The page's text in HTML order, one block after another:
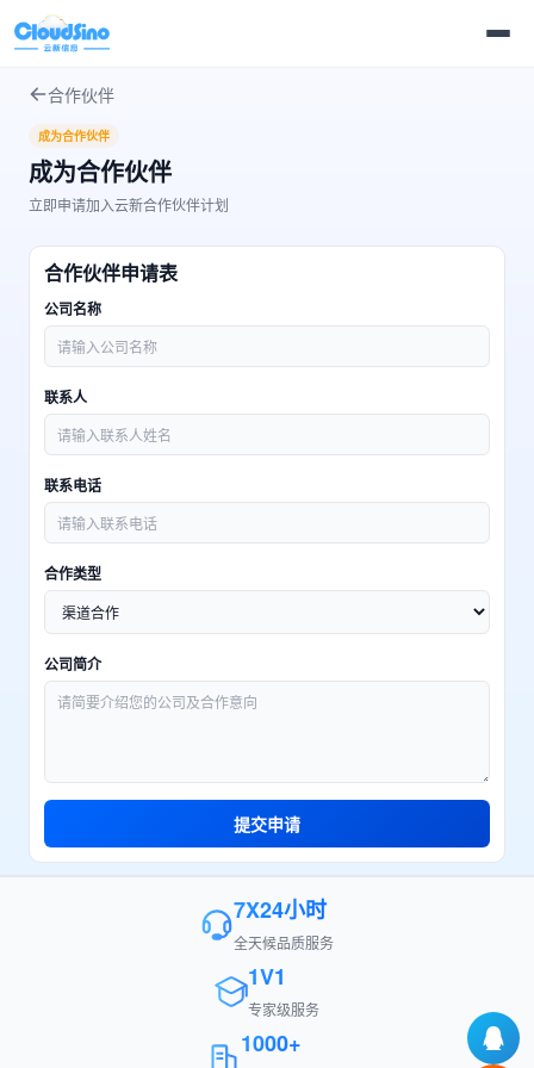
合作伙伴
成为合作伙伴
成为合作伙伴
立即申请加入云新合作伙伴计划
合作伙伴申请表
公司名称
联系人
联系电话
合作类型
公司简介
提交申请
7X24小时
全天候品质服务
1V1
专家级服务
1000+